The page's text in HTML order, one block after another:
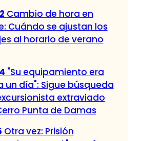
Cambio de hora en
Cuándo se ajustan los
al horario de verano
"Su equipamiento era
un día": Sigue búsqueda
extraviado
Punta de Damas
Otra vez: Prisión